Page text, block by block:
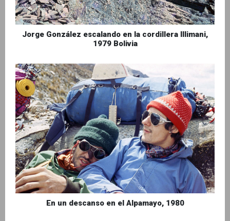
Jorge González escalando en la cordillera Illimani,
1979 Bolivia
En un descanso en el Alpamayo, 1980